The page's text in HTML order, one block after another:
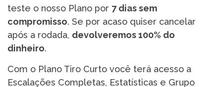
teste o nosso Plano por 7 dias sem
compromisso. Se por acaso quiser cancelar
após a rodada, devolveremos 100% do
dinheiro.
Com o Plano Tiro Curto você terá acesso a
Escalações Completas, Estatísticas e Grupo